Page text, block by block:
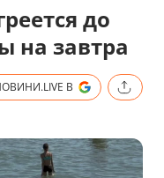
до
на завтра
В